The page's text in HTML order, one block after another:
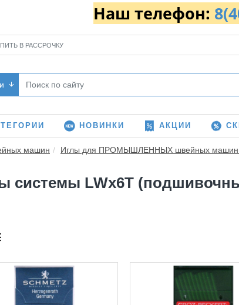
Наш телефон:
В РАССРОЧКУ
НОВИНКИ АКЦИИ
машин Иглы для ПРОМЫШЛЕННЫХ швейных машин
системы LWx6T